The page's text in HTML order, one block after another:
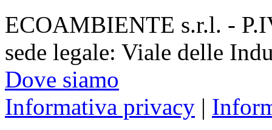
ECOAMBIENTE s.r.l. -
sede legale: Viale delle
Dove siamo
Informativa privacy |